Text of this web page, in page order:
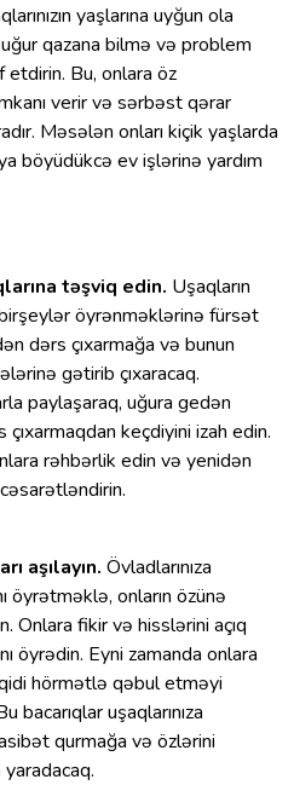
yaşlarına uyğun ola
qazana bilmə və problem
etdirin. Bu, onlara öz
verir və sərbəst qərar
Məsələn onları kiçik yaşlarda
böyüdükcə ev işlərinə yardım
təşviq edin. Uşaqların
öyrənməklərinə fürsət
dərs çıxarmağa və bunun
gətirib çıxaracaq.
paylaşaraq, uğura gedən
keçdiyini izah edin.
rəhbərlik edin və yenidən
aşılayın. Övladlarınıza
öyrətməklə, onların özünə
Onlara fikir və hisslərini açıq
öyrədin. Eyni zamanda onlara
hörmətlə qəbul etməyi
bacarıqlar uşaqlarınıza
qurmağa və özlərini